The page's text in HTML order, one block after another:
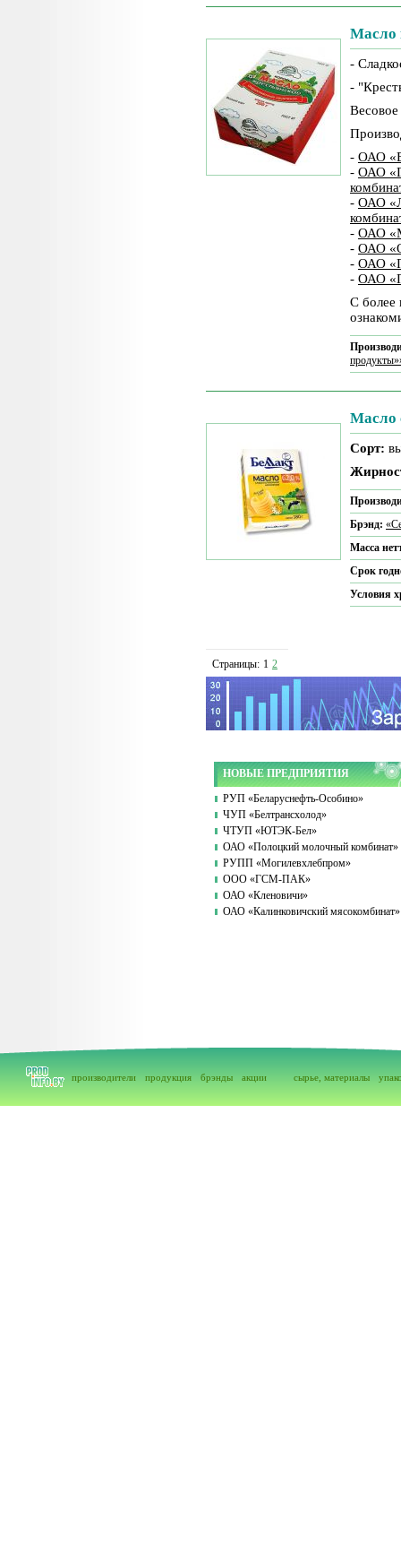
Масло
-
-
- ОАО
- ОАО
- ОАО
- ОАО
- ОАО
- ОАО
- ОАО
С более
Масло
Сорт:
Брэнд:
Масса
Срок
Условия
Страницы: 1 2
НОВЫЕ ПРЕДПРИЯТИЯ
РУП «Беларуснефть-Особино»
ЧУП «Белтрансхолод»
ЧТУП «ЮТЭК-Бел»
ОАО «Полоцкий молочный комбинат»
РУПП «Могилевхлебпром»
ООО «ГСМ-ПАК»
ОАО «Кленовичи»
ОАО «Калинковичский мясокомбинат»
производители продукция брэнды акции сырье, материалы